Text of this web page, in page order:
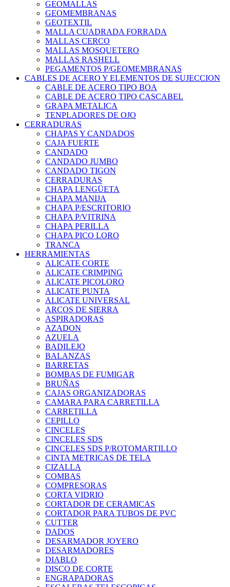
GEOMALLAS
GEOMEMBRANAS
GEOTEXTIL
MALLA CUADRADA FORRADA
MALLAS CERCO
MALLAS MOSQUETERO
MALLAS RASHELL
PEGAMENTOS P/GEOMEMBRANAS
CABLES DE ACERO Y ELEMENTOS DE SUJECCION
CABLE DE ACERO TIPO BOA
CABLE DE ACERO TIPO CASCABEL
GRAPA METALICA
TENPLADORES DE OJO
CERRADURAS
CHAPAS Y CANDADOS
CAJA FUERTE
CANDADO
CANDADO JUMBO
CANDADO TIGON
CERRADURAS
CHAPA LENGÜETA
CHAPA MANIJA
CHAPA P/ESCRITORIO
CHAPA P/VITRINA
CHAPA PERILLA
CHAPA PICO LORO
TRANCA
HERRAMIENTAS
ALICATE CORTE
ALICATE CRIMPING
ALICATE PICOLORO
ALICATE PUNTA
ALICATE UNIVERSAL
ARCOS DE SIERRA
ASPIRADORAS
AZADON
AZUELA
BADILEJO
BALANZAS
BARRETAS
BOMBAS DE FUMIGAR
BRUÑAS
CAJAS ORGANIZADORAS
CAMARA PARA CARRETILLA
CARRETILLA
CEPILLO
CINCELES
CINCELES SDS
CINCELES SDS P/ROTOMARTILLO
CINTA METRICAS DE TELA
CIZALLA
COMBAS
COMPRESORAS
CORTA VIDRIO
CORTADOR DE CERAMICAS
CORTADOR PARA TUBOS DE PVC
CUTTER
DADOS
DESARMADOR JOYERO
DESARMADORES
DIABLO
DISCO DE CORTE
ENGRAPADORAS